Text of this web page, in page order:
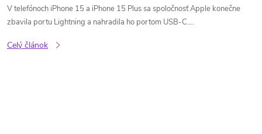
V telefónoch iPhone 15 a iPhone 15 Plus sa spoločnosť Apple konečne
zbavila portu Lightning a nahradila ho portom USB-C....
Celý článok